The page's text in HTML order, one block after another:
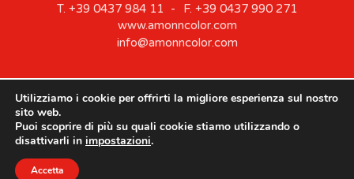
T. +39 0437 984 11 - F. +39 0437 990 271
www.amonncolor.com
info@amonncolor.com
©2019J.F. AMONN Srl . Part. IVA 01373880218 . Impressum .
Cookie
Le nostre sedi rimarranno chiuse dal 10 agosto al 21
Utilizziamo i cookie per offrirti la migliore esperienza sul nostro
sito web.
Puoi scoprire di più su quali cookie stiamo utilizzando o
disattivarli in impostazioni.
Accetta